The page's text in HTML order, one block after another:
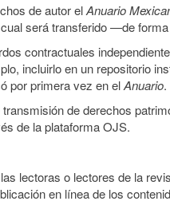
de autor elAnuario
será transferido —de
contractuales
incluirlo en un repositorio
por primera vez en elAnuario.
de derechos
de la plataforma OJS.
lectoras o lectores de la
en línea de los